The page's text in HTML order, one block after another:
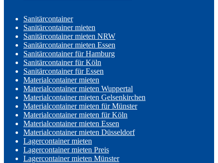
Sanitärcontainer
Sanitärcontainer mieten
Sanitärcontainer mieten NRW
Sanitärcontainer mieten Essen
Sanitärcontainer für Hamburg
Sanitärcontainer für Köln
Sanitärcontainer für Essen
Materialcontainer mieten
Materialcontainer mieten Wuppertal
Materialcontainer mieten Gelsenkirchen
Materialcontainer mieten für Münster
Materialcontainer mieten für Köln
Materialcontainer mieten Essen
Materialcontainer mieten Düsseldorf
Lagercontainer mieten
Lagercontainer mieten Preis
Lagercontainer mieten Münster